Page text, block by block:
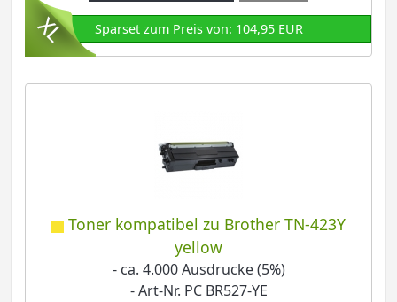
Sparset zum Preis von: 104,95 EUR
Toner kompatibel zu Brother TN-423Y
yellow
- ca. 4.000 Ausdrucke (5%)
- Art-Nr. PC BR527-YE